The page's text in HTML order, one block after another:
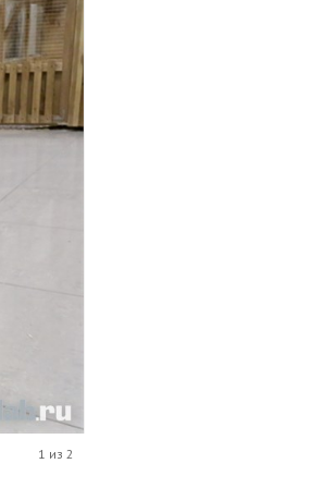
1 из 2